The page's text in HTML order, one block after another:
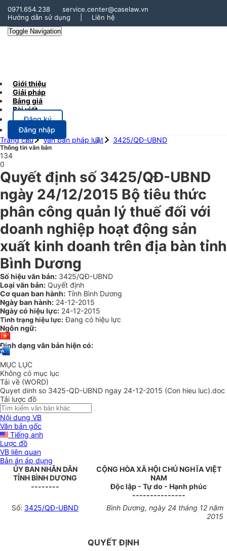
0971.654.238
service.center@caselaw.vn
Hướng dẫn sử dụng
Liên hệ
Toggle Navigation
Giới thiệu
Giải pháp
Bảng giá
Bài viết
Đăng ký
Đăng nhập
Trang chủ
Văn bản pháp luật 3425/QĐ-UBND
Thông tin văn bản
134
0
Quyết định số 3425/QĐ-UBND
ngày 24/12/2015 Bộ tiêu thức
phân công quản lý thuế đối với
doanh nghiệp hoạt động sản
xuất kinh doanh trên địa bàn tỉnh
Bình Dương
Số hiệu văn bản: 3425/QĐ-UBND
Loại văn bản: Quyết định
Cơ quan ban hành: Tỉnh Bình Dương
Ngày ban hành: 24-12-2015
Ngày có hiệu lực: 24-12-2015
Tình trạng hiệu lực: Đang có hiệu lực
Ngôn ngữ:
Định dạng văn bản hiện có:
MỤC LỤC
Không có mục lục
Tải về (WORD)
Quyet dinh so 3425-QD-UBND ngay 24-12-2015 (Con hieu luc).doc
Tải lược đồ
Nội dung VB
Văn bản gốc
Tiếng anh
Lược đồ
VB liên quan
Bản án áp dụng
ỦY BAN NHÂN DÂN
TỈNH BÌNH DƯƠNG
--------
CỘNG HÒA XÃ HỘI CHỦ NGHĨA VIỆT
NAM
Độc lập - Tự do - Hạnh phúc
---------------
Số: 3425/QĐ-UBND
Bình Dương, ngày 24 tháng 12 năm
2015
QUYẾT ĐỊNH